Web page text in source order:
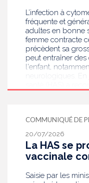
L’infection à
fréquente et
adultes en bonne
femme contracte
précèdent sa
peut entraîner
l'enfant,
publie aujourd’hui
bonnes pratiques
de santé dans la
enceintes à la
réduire les risques
COMMUNIQUÉ DE
20/07/2026
La HAS se
vaccinale
Saisie par les